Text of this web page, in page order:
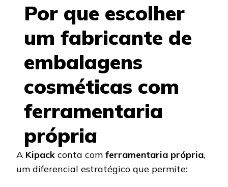
Por que escolher
um fabricante de
embalagens
cosméticas com
ferramentaria
própria
A Kipack conta com ferramentaria própria,
um diferencial estratégico que permite: